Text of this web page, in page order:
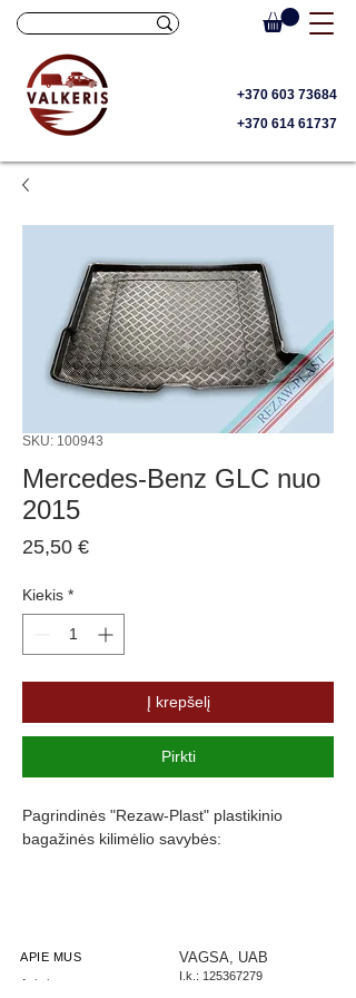
+370 603 73684
+370 614 61737
SKU: 100943
Mercedes-Benz GLC nuo
2015
25,50 €Price
Kiekis *
Į krepšelį
Pirkti
Pagrindinės "Rezaw-Plast" plastikinio
bagažinės kilimėlio savybės:
Pagamintas iš polietileno
Turi gofruotą paviršių
APIE MUS
Apie įmonę
VAGSA, UAB
Į.k.: 125367279